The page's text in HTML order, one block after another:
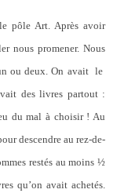
pôle Art. Après avoir
nous promener. Nous
ou deux. On avait le
des livres partout :
du mal à choisir ! Au
descendre au rez-de-
restés au moins ½
qu’on avait achetés.